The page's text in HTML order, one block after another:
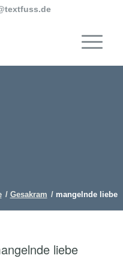
/ Gesakram / mangelnde liebe
liebe